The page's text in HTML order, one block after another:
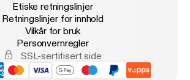
Etiske retningslinjer
Retningslinjer for innhold
Vilkår for bruk
Personvernregler
SSL-sertifisert side